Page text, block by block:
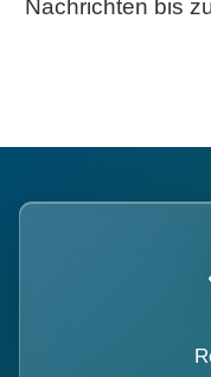
Nachrichten bis